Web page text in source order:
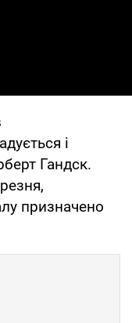
і
Гандск.
призначено